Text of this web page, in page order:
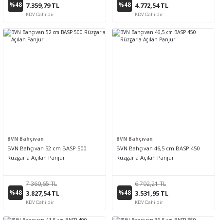
%48 7.359,79 TL
KDV Dahildir
%48 4.772,54 TL
KDV Dahildir
BVN Bahçıvan
BVN Bahçıvan 52 cm BASP 500
Rüzgarla Açılan Panjur
%48
7.360,65 TL
3.827,54 TL
KDV Dahildir
BVN Bahçıvan
BVN Bahçıvan 46,5 cm BASP 450
Rüzgarla Açılan Panjur
%48
6.792,21 TL
3.531,95 TL
KDV Dahildir